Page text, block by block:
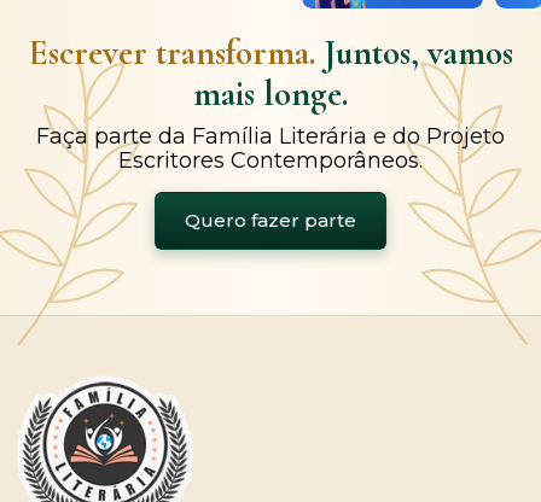
Escrever transforma. Juntos, vamos
mais longe.
Faça parte da Família Literária e do Projeto
Escritores Contemporâneos.
Quero fazer parte